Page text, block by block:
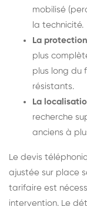
mobilisé
la technicité.
La
plus
plus long du
résistants.
La
recherche
anciens à
Le devis
ajustée sur place
tarifaire est
intervention. Le